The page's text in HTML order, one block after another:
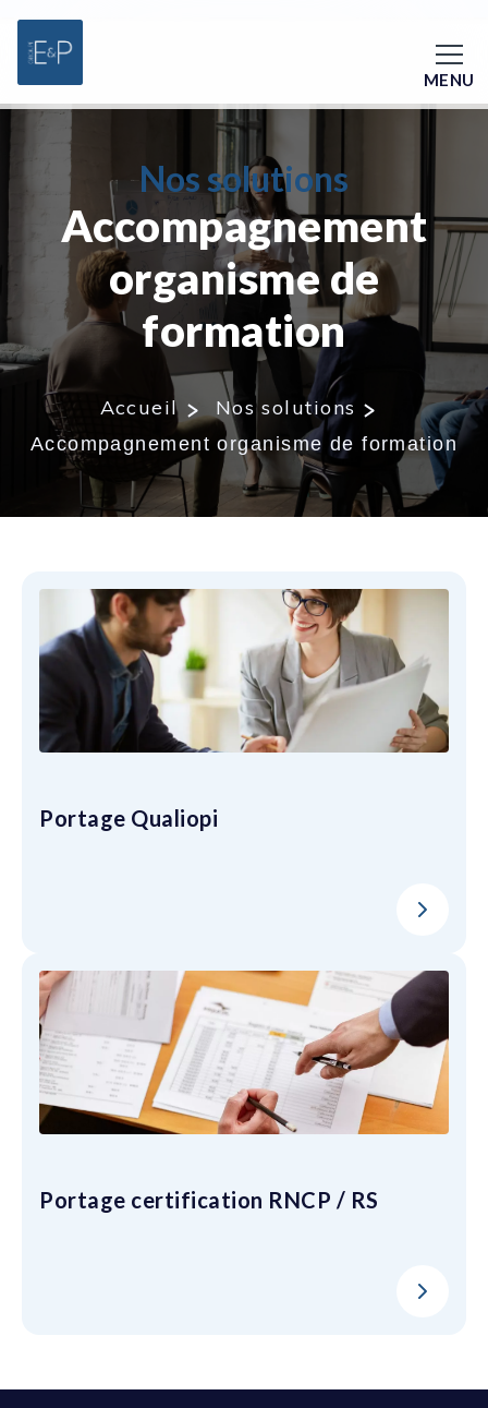
MENU
Nos solutions
Accompagnement
organisme de
formation
Accueil Nos solutions
Accompagnement organisme de formation
Portage Qualiopi
Portage certification RNCP / RS